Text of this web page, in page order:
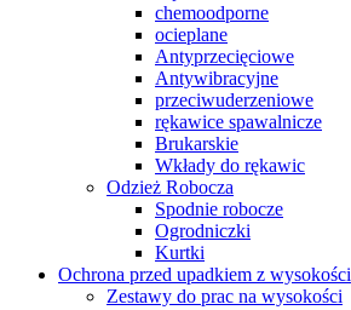
chemoodporne
ocieplane
Antyprzecięciowe
Antywibracyjne
przeciwuderzeniowe
rękawice spawalnicze
Brukarskie
Wkłady do rękawic
Odzież Robocza
Spodnie robocze
Ogrodniczki
Kurtki
Ochrona przed upadkiem z wysokości
Zestawy do prac na wysokości